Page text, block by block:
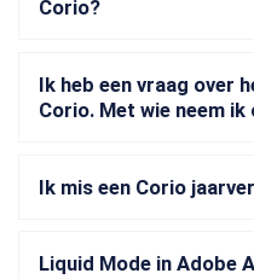
Corio?
Ik heb een vraag over
Corio. Met wie neem
Ik mis een Corio
Liquid Mode in Adobe